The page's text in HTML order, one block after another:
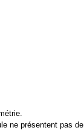
ne présentent pas de